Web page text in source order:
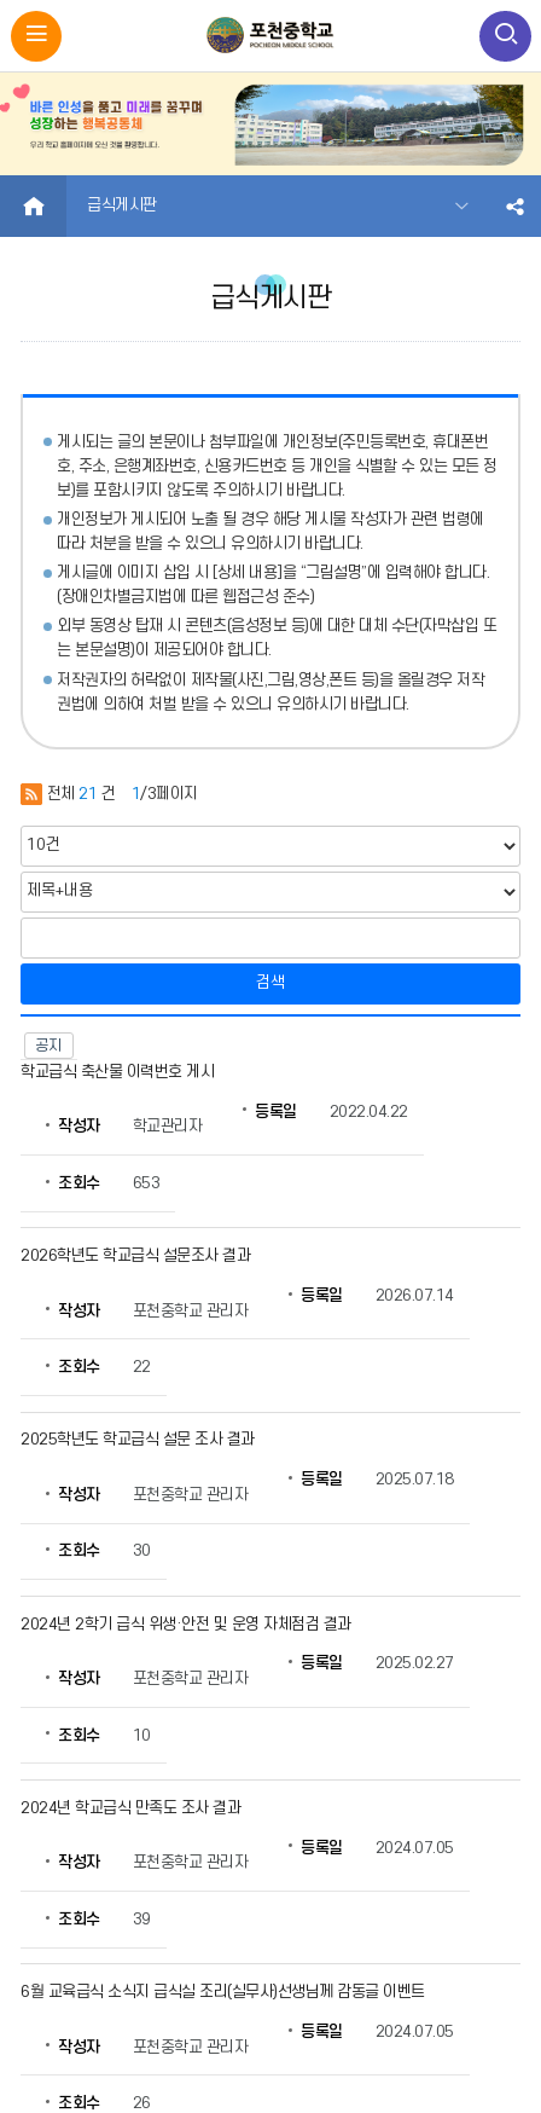
HOME 급식게시판
급식게시판
게시되는 글의 본문이나 첨부파일에
개인정보(주민등록번호, 휴대폰번
호, 주소, 은행계좌번호, 신용카드번호 등 개인을 식별할 수 있는 모든 정
보)를 포함시키지 않도록 주의하시기 바랍니다.
개인정보가 게시되어 노출 될 경우 해당 게시물 작성자가 관련 법령에
따라 처분을 받을 수 있으니 유의하시기 바랍니다.
게시글에 이미지 삽입 시 [상세 내용]을 “그림설명”에 입력해야 합니다.
(장애인차별금지법에 따른 웹접근성 준수)
외부 동영상 탑재 시 콘텐츠(음성정보 등)에 대한 대체 수단(자막삽입 또
는 본문설명)이 제공되어야 합니다.
저작권자의 허락없이 제작물(사진,그림,영상,폰트 등)을 올릴경우 저작
권법에 의하여 처벌 받을 수 있으니 유의하시기 바랍니다.
전체 21 건 1 /3페이지
검색
급
식
게
번
작
자,
등
록
보
확
수
니
다.
공지
학교급식 축산물 이력번호 게시
작성자 학교관리자
등록일 2022.04.22
조회수 653
2026학년도 학교급식 설문조사 결과
작성자 포천중학교 관리자
등록일 2026.07.14
조회수 22
2025학년도 학교급식 설문 조사 결과
작성자 포천중학교 관리자
등록일 2025.07.18
조회수 30
2024년 2학기 급식 위생·안전 및 운영 자체점검 결과
작성자 포천중학교 관리자
등록일 2025.02.27
조회수 10
2024년 학교급식 만족도 조사 결과
작성자 포천중학교 관리자
등록일 2024.07.05
조회수 39
6월 교육급식 소식지 급식실 조리(실무사)선생님께 감동글 이벤트
작성자 포천중학교 관리자
등록일 2024.07.05
조회수 26